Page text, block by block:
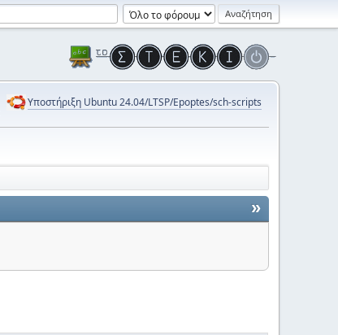
Υποστήριξη Ubuntu 24.04/LTSP/Epoptes/sch-scripts
»